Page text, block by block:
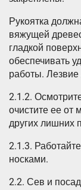
Рукоятка
вяжущей
гладкой
обеспечивать
работы. Лезвие
2.1.2.
очистите ее от
других лишних
2.1.3.
носками.
2.2. Сев и